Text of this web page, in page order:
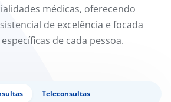
médicas, oferecendo
de excelência e focada
de cada pessoa.
Teleconsultas